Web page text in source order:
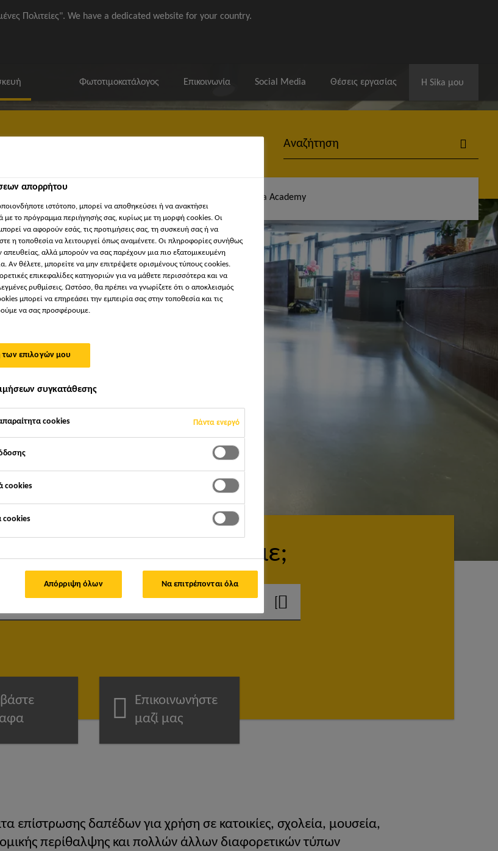
Πολιτείες". We have a dedicated website for your country.
Φωτοτιμοκατάλογος Επικοινωνία Social Media Θέσεις εργασίας Η Sika μου
Sika Academy
να σας βοηθήσουμε;
Επικοινωνήστε
μαζί μας
επίστρωσης δαπέδων για χρήση σε κατοικίες, σχολεία, μουσεία,
περίθαλψης και πολλών άλλων διαφορετικών τύπων
απορρήτου
ιστότοπο, μπορεί να αποθηκεύσει ή να ανακτήσει
με το πρόγραμμα περιήγησής σας, κυρίως με τη μορφή cookies. Οι
να αφορούν εσάς, τις προτιμήσεις σας, τη συσκευή σας ή να
η τοποθεσία να λειτουργεί όπως αναμένετε. Οι πληροφορίες συνήθως
απευθείας, αλλά μπορούν να σας παρέχουν μια πιο εξατομικευμένη
Αν θέλετε, μπορείτε να μην επιτρέψετε ορισμένους τύπους cookies.
επικεφαλίδες κατηγοριών για να μάθετε περισσότερα και να
ρυθμίσεις. Ωστόσο, θα πρέπει να γνωρίζετε ότι ο αποκλεισμός
μπορεί να επηρεάσει την εμπειρία σας στην τοποθεσία και τις
να σας προσφέρουμε.
των επιλογών μου
συγκατάθεσης
cookies Πάντα ενεργό
cookies
cookies
Απόρριψη όλων Να επιτρέπονται όλα